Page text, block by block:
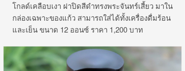
โกลด์เคลือบเงา ฝาปิดสีดำทรงพระจันทร์เสี้ยว มาใน
กล่องเฉพาะของแก้ว สามารถใส่ได้ทั้งเครื่องดื่มร้อน
และเย็น ขนาด 12 ออนซ์ ราคา 1,200 บาท